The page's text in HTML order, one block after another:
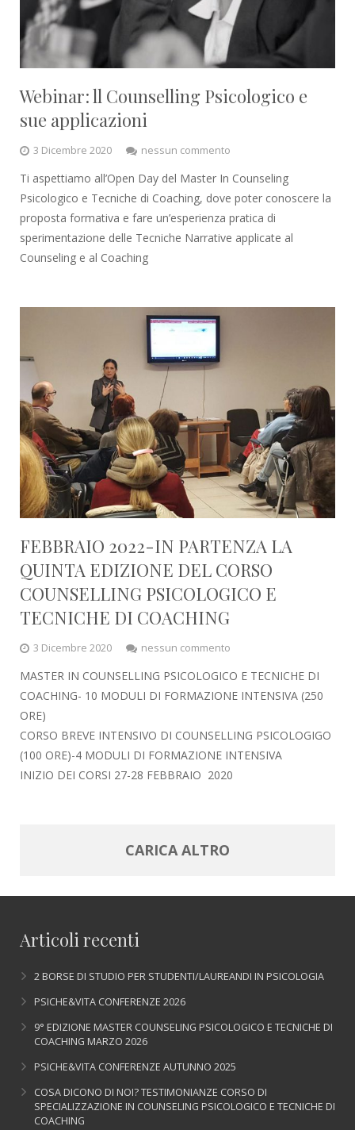
Webinar: ll Counselling Psicologico e
sue applicazioni
3 Dicembre 2020 nessun commento
Ti aspettiamo all’Open Day del Master In Counseling
Psicologico e Tecniche di Coaching, dove poter conoscere la
proposta formativa e fare un’esperienza pratica di
sperimentazione delle Tecniche Narrative applicate al
Counseling e al Coaching
FEBBRAIO 2022-IN PARTENZA LA
QUINTA EDIZIONE DEL CORSO
COUNSELLING PSICOLOGICO E
TECNICHE DI COACHING
3 Dicembre 2020 nessun commento
MASTER IN COUNSELLING PSICOLOGICO E TECNICHE DI
COACHING- 10 MODULI DI FORMAZIONE INTENSIVA (250
ORE)
CORSO BREVE INTENSIVO DI COUNSELLING PSICOLOGIGO
(100 ORE)-4 MODULI DI FORMAZIONE INTENSIVA
INIZIO DEI CORSI 27-28 FEBBRAIO 2020
CARICA ALTRO
Articoli recenti
2 BORSE DI STUDIO PER STUDENTI/LAUREANDI IN PSICOLOGIA
PSICHE&VITA CONFERENZE 2026
9° EDIZIONE MASTER COUNSELING PSICOLOGICO E TECNICHE DI
COACHING MARZO 2026
PSICHE&VITA CONFERENZE AUTUNNO 2025
COSA DICONO DI NOI? TESTIMONIANZE CORSO DI
SPECIALIZZAZIONE IN COUNSELING PSICOLOGICO E TECNICHE DI
COACHING